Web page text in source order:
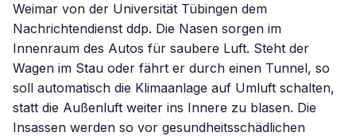
Weimar von der Universität Tübingen dem
Nachrichtendienst ddp. Die Nasen sorgen im
Innenraum des Autos für saubere Luft. Steht der
Wagen im Stau oder fährt er durch einen Tunnel, so
soll automatisch die Klimaanlage auf Umluft schalten,
statt die Außenluft weiter ins Innere zu blasen. Die
Insassen werden so vor gesundheitsschädlichen